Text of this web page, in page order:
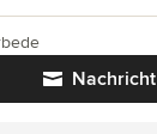
Nachricht